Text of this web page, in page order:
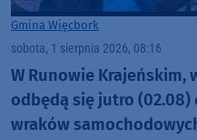
Gmina Więcbork
sobota, 1 sierpnia 2026, 08:16
W Runowie Krajeńskim,
odbędą się jutro
wraków